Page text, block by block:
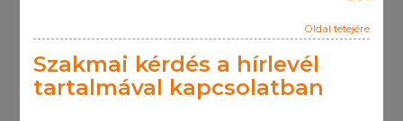
Oldal tetejére
Szakmai kérdés a hírlevél
tartalmával kapcsolatban